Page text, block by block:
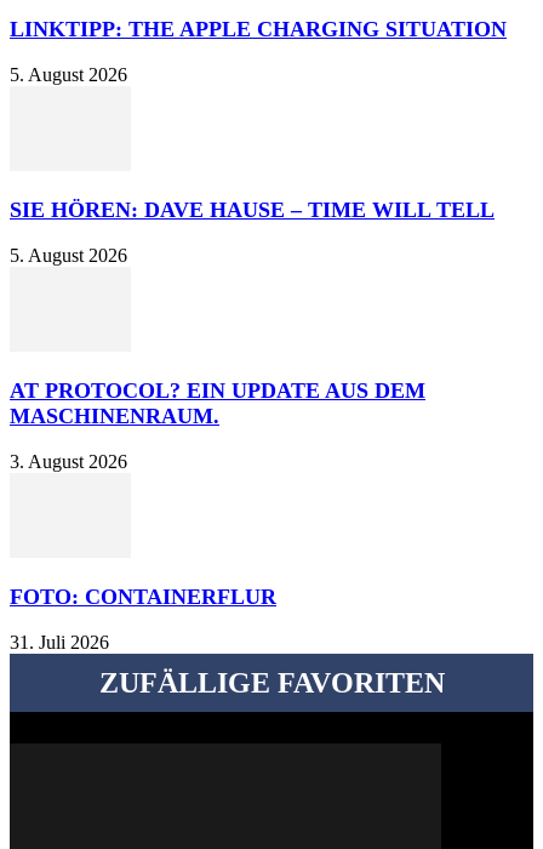
LINKTIPP: THE APPLE CHARGING SITUATION
5. August 2026
SIE HÖREN: DAVE HAUSE – TIME WILL TELL
5. August 2026
AT PROTOCOL? EIN UPDATE AUS DEM
MASCHINENRAUM.
3. August 2026
FOTO: CONTAINERFLUR
31. Juli 2026
ZUFÄLLIGE FAVORITEN